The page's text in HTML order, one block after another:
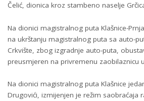
Čelić, dionica kroz stambeno naselje
Na dionici magistralnog puta Klašnice-
na ukrštanju magistralnog puta sa auto-
Crkvište, zbog izgradnje auto-puta,
preusmjeren na privremenu zaobilaznicu
Na dionici magistralnog puta Klašnice
Drugovići, izmijenjen je režim saobraćaja